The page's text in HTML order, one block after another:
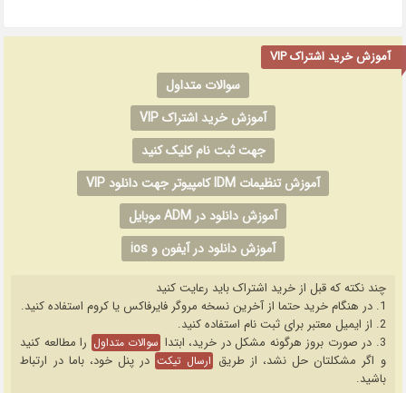
آموزش خرید اشتراک VIP
سوالات متداول
آموزش خرید اشتراک VIP
جهت ثبت نام کلیک کنید
آموزش تنظیمات IDM کامپیوتر جهت دانلود VIP
آموزش دانلود در ADM موبایل
آموزش دانلود در آیفون و ios
چند نکته که قبل از خرید اشتراک باید رعایت کنید
1. در هنگام خرید حتما از آخرین نسخه مروگر فایرفاکس یا کروم استفاده کنید.
2. از ایمیل معتبر برای ثبت نام استفاده کنید.
3. در صورت بروز هرگونه مشکل در خرید، ابتدا
سوالات متداول را مطالعه کنید
و اگر مشکلتان حل نشد، از طریق ارسال تیکت در پنل خود، باما در ارتباط
باشید.